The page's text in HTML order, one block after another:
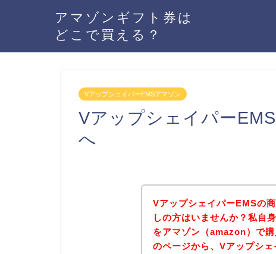
アマゾンギフト券は
どこで買える？
VアップシェイパーEMSアマゾン
Vアップシェイパー
へ
VアップシェイパーEMSの
しの方はいませんか？私自
をアマゾン（amazon）で
のページから、Vアップシ